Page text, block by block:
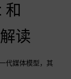
和
读
代媒体模型，其